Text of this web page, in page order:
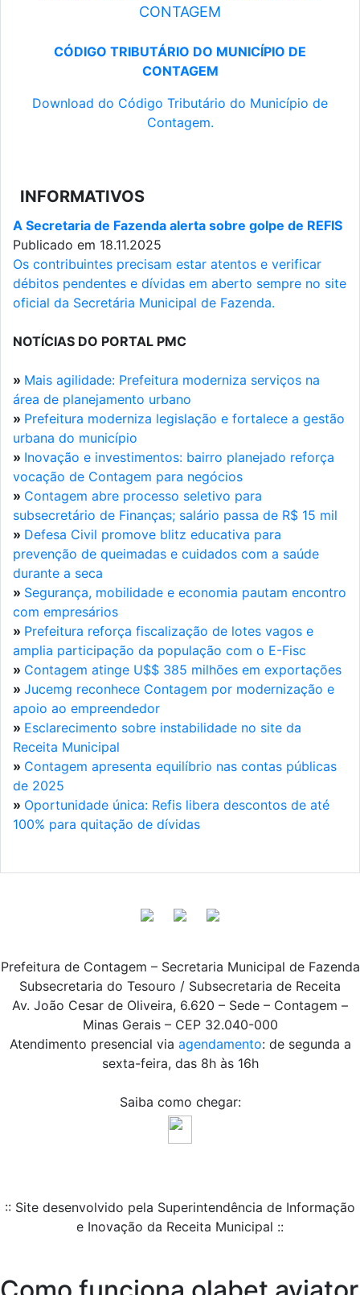
CONTAGEM
CÓDIGO TRIBUTÁRIO DO MUNICÍPIO DE
CONTAGEM
Download do Código Tributário do Município de
Contagem.
INFORMATIVOS
A Secretaria de Fazenda alerta sobre golpe de REFIS
Publicado em 18.11.2025
Os contribuintes precisam estar atentos e verificar
débitos pendentes e dívidas em aberto sempre no site
oficial da Secretária Municipal de Fazenda.
NOTÍCIAS DO PORTAL PMC
» Mais agilidade: Prefeitura moderniza serviços na
área de planejamento urbano
» Prefeitura moderniza legislação e fortalece a gestão
urbana do município
» Inovação e investimentos: bairro planejado reforça
vocação de Contagem para negócios
» Contagem abre processo seletivo para
subsecretário de Finanças; salário passa de R$ 15 mil
» Defesa Civil promove blitz educativa para
prevenção de queimadas e cuidados com a saúde
durante a seca
» Segurança, mobilidade e economia pautam encontro
com empresários
» Prefeitura reforça fiscalização de lotes vagos e
amplia participação da população com o E-Fisc
» Contagem atinge U$$ 385 milhões em exportações
» Jucemg reconhece Contagem por modernização e
apoio ao empreendedor
» Esclarecimento sobre instabilidade no site da
Receita Municipal
» Contagem apresenta equilíbrio nas contas públicas
de 2025
» Oportunidade única: Refis libera descontos de até
100% para quitação de dívidas
Prefeitura de Contagem – Secretaria Municipal de Fazenda
Subsecretaria do Tesouro / Subsecretaria de Receita
Av. João Cesar de Oliveira, 6.620 – Sede – Contagem –
Minas Gerais – CEP 32.040-000
Atendimento presencial via agendamento: de segunda a
sexta-feira, das 8h às 16h
Saiba como chegar:
:: Site desenvolvido pela Superintendência de Informação
e Inovação da Receita Municipal ::